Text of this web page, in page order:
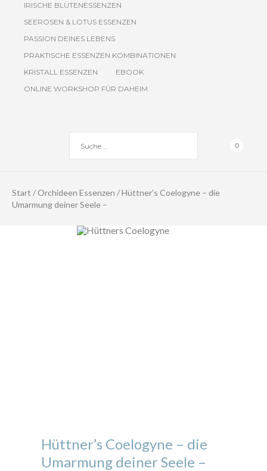
IRISCHE BLÜTENESSENZEN
SEEROSEN & LOTUS ESSENZEN
PASSION DEINES LEBENS
PRAKTISCHE ESSENZEN KOMBINATIONEN
KRISTALL ESSENZEN
EBOOK
ONLINE WORKSHOP FÜR DAHEIM
0
Start / Orchideen Essenzen / Hüttner’s Coelogyne – die
Umarmung deiner Seele –
Hüttner’s Coelogyne – die
Umarmung deiner Seele –